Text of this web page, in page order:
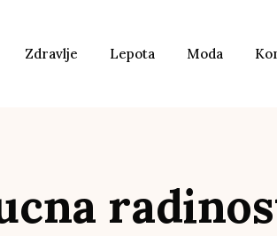
Zdravlje Lepota Moda